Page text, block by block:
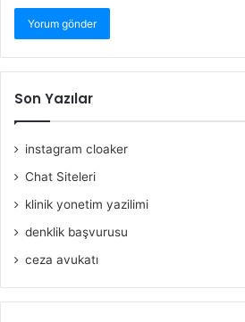
Son Yazılar
instagram cloaker
Chat Siteleri
klinik yonetim yazilimi
denklik başvurusu
ceza avukatı